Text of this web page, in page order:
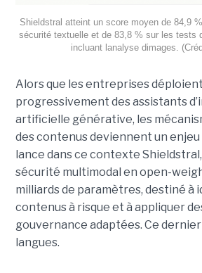
Shieldstral atteint un score moyen de 84,9
sécurité textuelle et de 83,8 % sur les tests
incluant lanalyse dimages.
Alors que les entreprises déploient
progressivement des assistants
artificielle générative, les
des contenus deviennent un
lance dans ce contexte
sécurité multimodal en open-
milliards de paramètres, destiné à
contenus à risque et à appliquer
gouvernance adaptées. Ce dernier
langues.